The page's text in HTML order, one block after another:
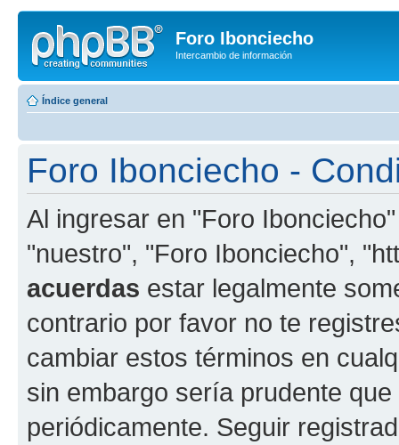
Foro Ibonciecho
Intercambio de información
Índice general
Foro Ibonciecho -
Al ingresar en "Foro
"nuestro", "Foro Ibonciecho",
acuerdas estar legalmente
contrario por favor no te
cambiar estos términos en
sin embargo sería prudente
periódicamente. Seguir